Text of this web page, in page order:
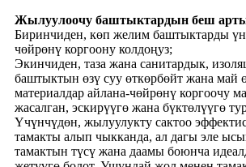
Жылуулоочу баштыктардын беш
Биринчиден, көп желим баштыктарды
чөйрөнү коргоону колдоңуз;
Экинчиден, таза жана санитардык,
баштыктын өзү суу өткөрбөйт жана май
материалдар айлана-чөйрөнү коргоочу
жасалган, эскирүүгө жана бүктөлүүгө
Үчүнчүдөн, жылуулукту сактоо
тамакты алып чыкканда, ал дагы эле
тамактын түсү жана даамы боюнча